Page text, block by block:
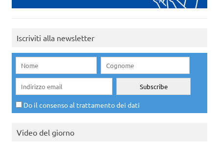
Iscriviti alla newsletter
Do il consenso al trattamento dei dati
Video del giorno